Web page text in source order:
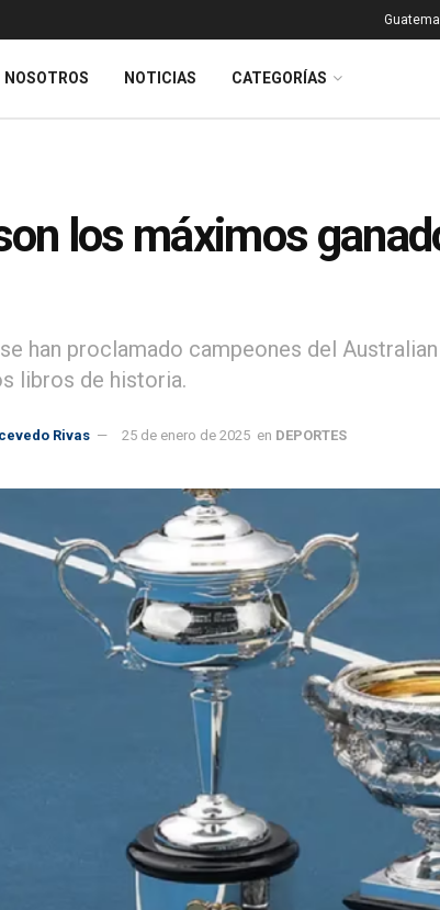
NOSOTROS NOTICIAS CATEGORÍAS
los máximos
han proclamado campeones del
libros de historia.
Rivas 25 de enero de 2025 en DEPORTES